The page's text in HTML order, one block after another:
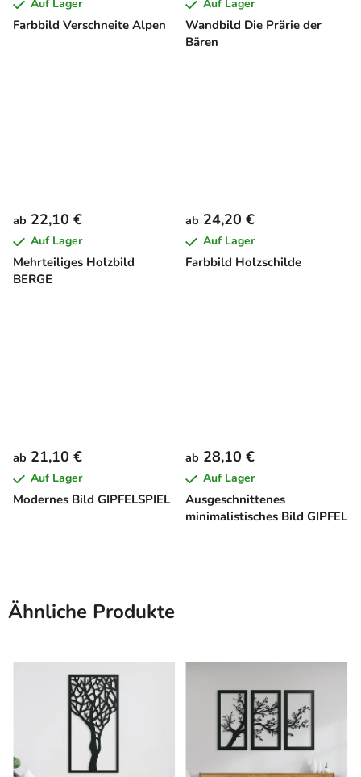
Farbbild Verschneite Alpen
Auf Lager
Wandbild Die Prärie der
Bären
Auf Lager
Mehrteiliges Holzbild
BERGE
ab 22,10 €
Auf Lager
Farbbild Holzschilde
ab 24,20 €
Auf Lager
Modernes Bild GIPFELSPIEL
ab 21,10 €
Auf Lager
Ausgeschnittenes
minimalistisches Bild GIPFEL
ab 28,10 €
Auf Lager
Ähnliche Produkte